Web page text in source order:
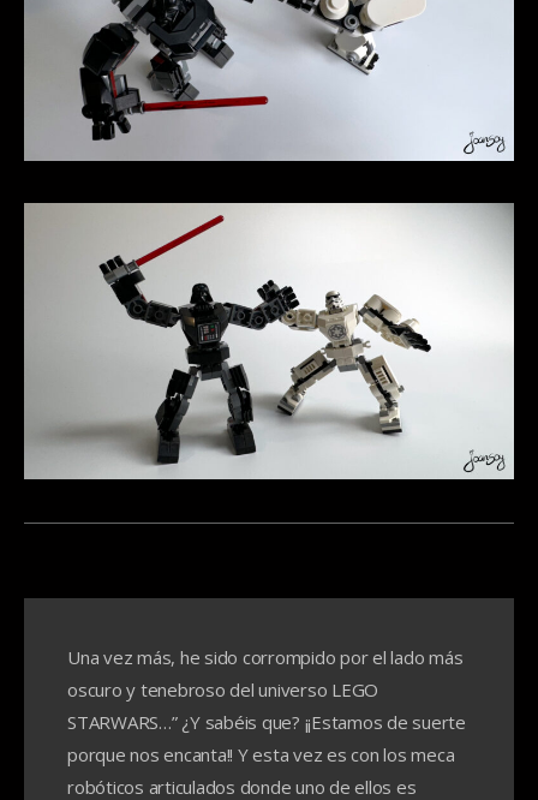
Una vez más, he sido corrompido por el lado más
oscuro y tenebroso del universo LEGO
STARWARS…” ¿Y sabéis que? ¡¡Estamos de suerte
porque nos encanta!! Y esta vez es con los meca
robóticos articulados donde uno de ellos es